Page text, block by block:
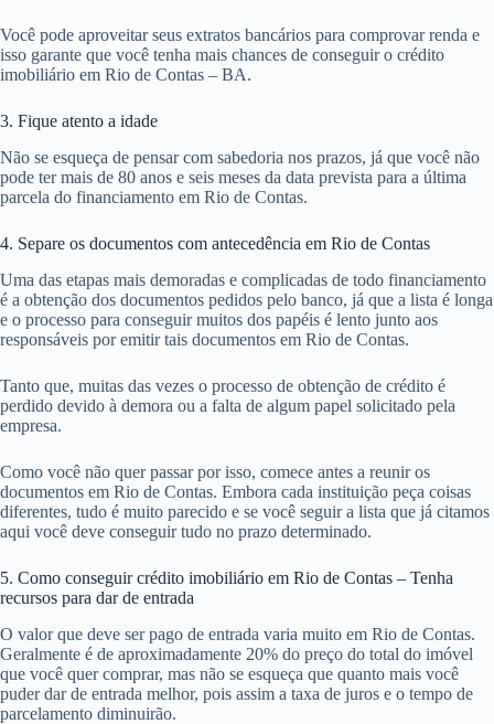
Você pode aproveitar seus extratos bancários para comprovar renda e
isso garante que você tenha mais chances de conseguir o crédito
imobiliário em Rio de Contas – BA.
3. Fique atento a idade
Não se esqueça de pensar com sabedoria nos prazos, já que você não
pode ter mais de 80 anos e seis meses da data prevista para a última
parcela do financiamento em Rio de Contas.
4. Separe os documentos com antecedência em Rio de Contas
Uma das etapas mais demoradas e complicadas de todo financiamento
é a obtenção dos documentos pedidos pelo banco, já que a lista é longa
e o processo para conseguir muitos dos papéis é lento junto aos
responsáveis por emitir tais documentos em Rio de Contas.
Tanto que, muitas das vezes o processo de obtenção de crédito é
perdido devido à demora ou a falta de algum papel solicitado pela
empresa.
Como você não quer passar por isso, comece antes a reunir os
documentos em Rio de Contas. Embora cada instituição peça coisas
diferentes, tudo é muito parecido e se você seguir a lista que já citamos
aqui você deve conseguir tudo no prazo determinado.
5. Como conseguir crédito imobiliário em Rio de Contas – Tenha
recursos para dar de entrada
O valor que deve ser pago de entrada varia muito em Rio de Contas.
Geralmente é de aproximadamente 20% do preço do total do imóvel
que você quer comprar, mas não se esqueça que quanto mais você
puder dar de entrada melhor, pois assim a taxa de juros e o tempo de
parcelamento diminuirão.